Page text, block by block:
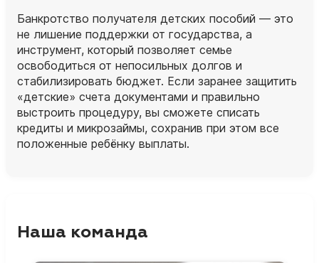
Банкротство получателя детских пособий — это
не лишение поддержки от государства, а
инструмент, который позволяет семье
освободиться от непосильных долгов и
стабилизировать бюджет. Если заранее защитить
«детские» счета документами и правильно
выстроить процедуру, вы сможете списать
кредиты и микрозаймы, сохранив при этом все
положенные ребёнку выплаты.
Наша команда